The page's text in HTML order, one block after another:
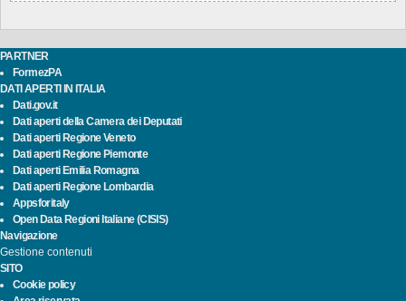
PARTNER
FormezPA
DATI APERTI IN ITALIA
Dati.gov.it
Dati aperti della Camera dei Deputati
Dati aperti Regione Veneto
Dati aperti Regione Piemonte
Dati aperti Emilia Romagna
Dati aperti Regione Lombardia
Appsforitaly
Open Data Regioni Italiane (CISIS)
Navigazione
Gestione contenuti
SITO
Cookie policy